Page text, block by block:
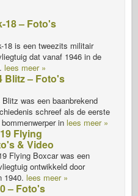
18 – Foto's
18 is een tweezits militair
dat vanaf 1946 in de
lees meer »
Blitz – Foto's
was een baanbrekend
schreef als de eerste
in lees meer »
Flying
& Video
Flying Boxcar was een
ontwikkeld door
1940. lees meer »
– Foto's